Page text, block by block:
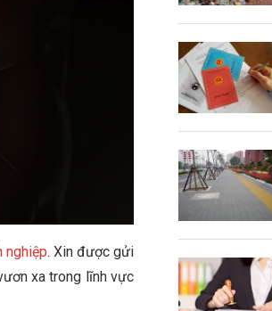
nghiệp. Xin được gửi
xa trong lĩnh vực